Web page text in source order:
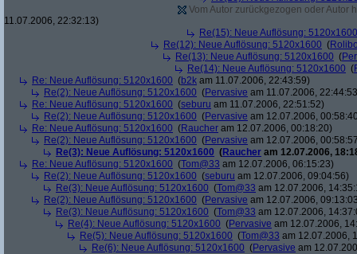
Vom Autor zurückgezogen oder Autor
11.07.2006, 22:32:13)
Re(15): Neue Auflösung: 5120x1600
Re(12): Neue Auflösung: 5120x1600 (
Re(13): Neue Auflösung: 5120x1600 (
Re(14): Neue Auflösung: 5120x1600 (
Re: Neue Auflösung: 5120x1600 (b2k am 11.07.2006, 22:43:59)
Re(2): Neue Auflösung: 5120x1600 (Pervasive am 11.07.2006,
Re: Neue Auflösung: 5120x1600 (seburu am 11.07.2006, 22:51:52)
Re(2): Neue Auflösung: 5120x1600 (Pervasive am 12.07.2006,
Re: Neue Auflösung: 5120x1600 (Raucher am 12.07.2006, 00:18:20)
Re(2): Neue Auflösung: 5120x1600 (Pervasive am 12.07.2006,
Re(3): Neue Auflösung: 5120x1600 (Raucher am 12.07.2006,
Re: Neue Auflösung: 5120x1600 (Tom@33 am 12.07.2006, 06:15:23)
Re(2): Neue Auflösung: 5120x1600 (seburu am 12.07.2006, 09:04:56)
Re(3): Neue Auflösung: 5120x1600 (Tom@33 am 12.07.2006,
Re(2): Neue Auflösung: 5120x1600 (Pervasive am 12.07.2006,
Re(3): Neue Auflösung: 5120x1600 (Tom@33 am 12.07.2006,
Re(4): Neue Auflösung: 5120x1600 (Pervasive am 12.07.2006,
Re(5): Neue Auflösung: 5120x1600 (Tom@33 am 12.07.2006,
Re(6): Neue Auflösung: 5120x1600 (Pervasive am